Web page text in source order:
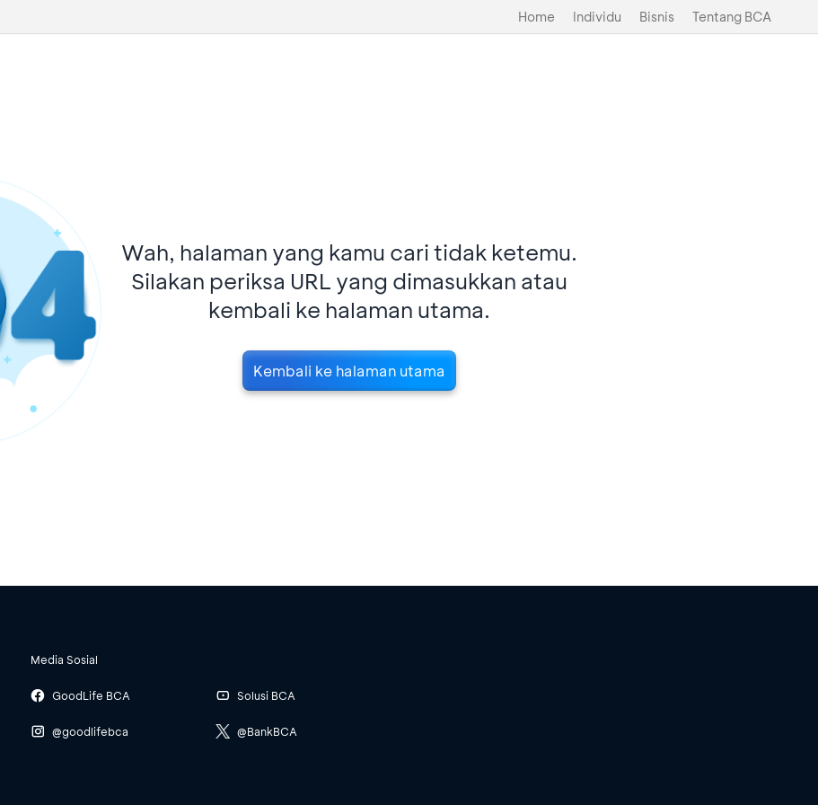
Home Individu Bisnis Tentang BCA
Wah, halaman yang kamu cari tidak ketemu.
Silakan periksa URL yang dimasukkan atau
kembali ke halaman utama.
Kembali ke halaman utama
Media Sosial
GoodLife BCA
@goodlifebca
Solusi BCA
@BankBCA